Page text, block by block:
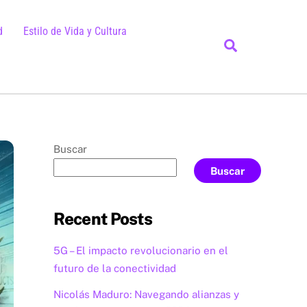
Estilo de Vida y Cultura
Buscar
Buscar
Recent Posts
5G – El impacto revolucionario en el
futuro de la conectividad
Nicolás Maduro: Navegando alianzas y